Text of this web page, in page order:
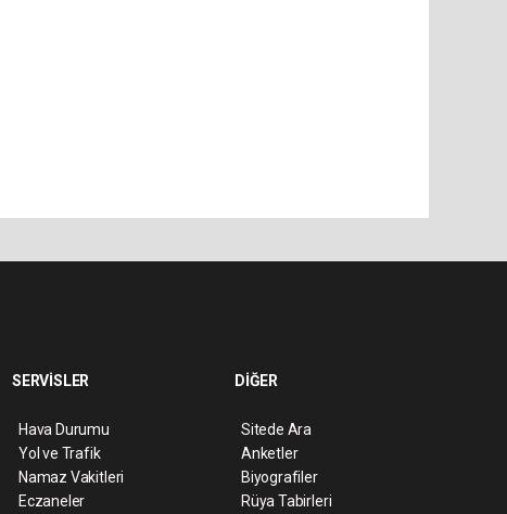
SERVİSLER
Hava Durumu
Yol ve Trafik
Namaz Vakitleri
Eczaneler
DİĞER
Sitede Ara
Anketler
Biyografiler
Rüya Tabirleri